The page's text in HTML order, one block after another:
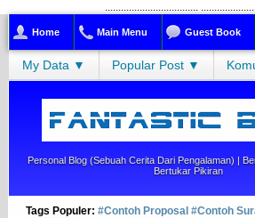
...................................
Home Main Menu Guest Book
My Data ▼ Popular Post ▼
Personal Blog (sebuah Cerita Dari Pengalaman) |
Bertukar Pikiran
Tags Populer: #Contoh Proposal #Contoh